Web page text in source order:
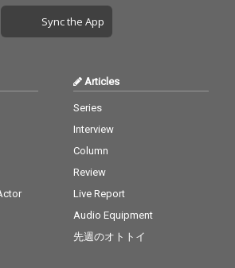
Sync the App
Articles
Series
Interview
Column
Review
Live Report
Audio Equipment
先週のオトトイ